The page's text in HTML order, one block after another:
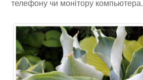
телефону чи монітору компьютера.